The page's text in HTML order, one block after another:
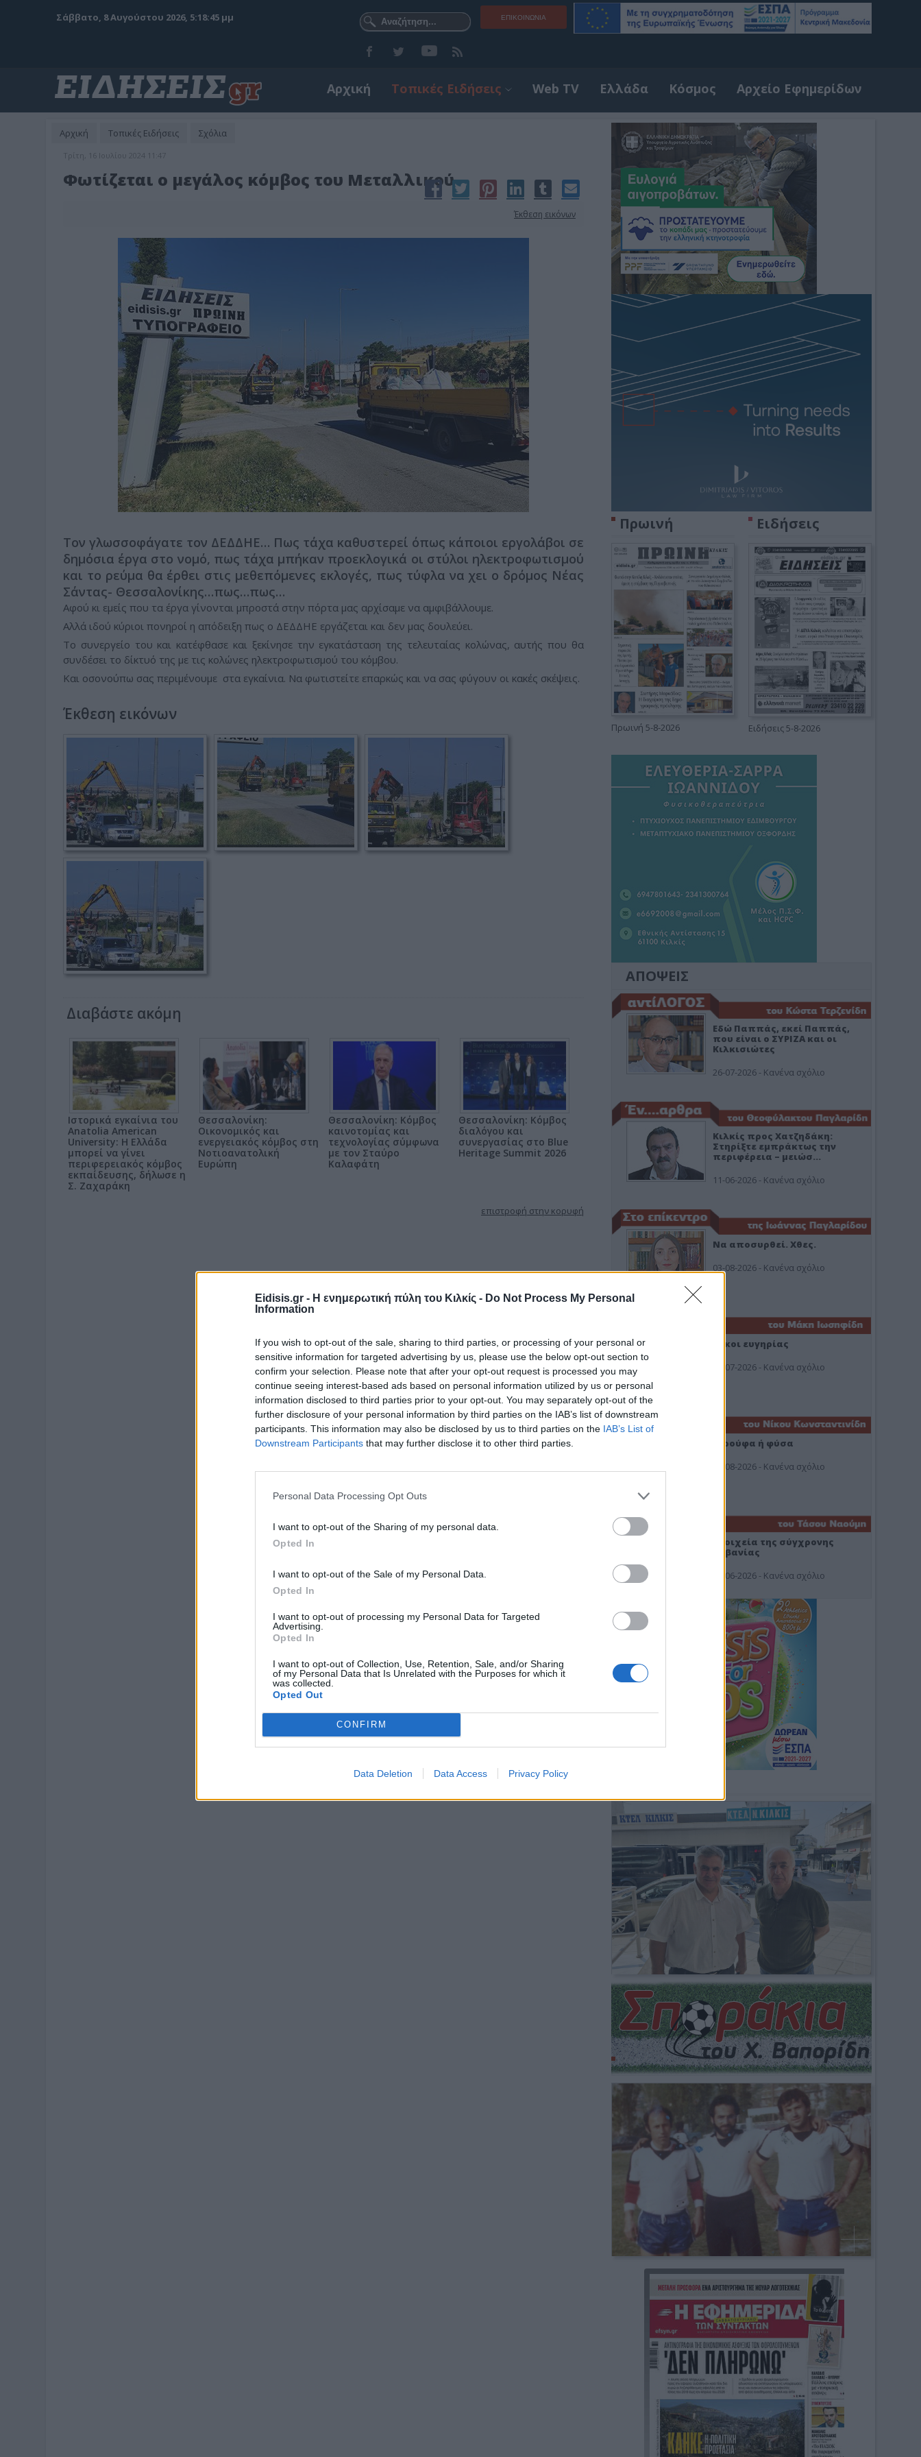
Eidisis.gr - Η ενημερωτική πύλη του Κιλκίς - Do Not Process My Personal
Information
If you wish to opt-out of the sale, sharing to third parties, or processing of your personal or
sensitive information for targeted advertising by us, please use the below opt-out section to
confirm your selection. Please note that after your opt-out request is processed you may
continue seeing interest-based ads based on personal information utilized by us or personal
information disclosed to third parties prior to your opt-out. You may separately opt-out of the
further disclosure of your personal information by third parties on the IAB’s list of downstream
participants. This information may also be disclosed by us to third parties on the IAB’s List of
Downstream Participants that may further disclose it to other third parties.
Personal Data Processing Opt Outs
I want to opt-out of the Sharing of my personal data.
Opted In
I want to opt-out of the Sale of my Personal Data.
Opted In
I want to opt-out of processing my Personal Data for Targeted
Advertising.
Opted In
I want to opt-out of Collection, Use, Retention, Sale, and/or Sharing
of my Personal Data that Is Unrelated with the Purposes for which it
was collected.
Opted Out
CONFIRM
Data Deletion Data Access Privacy Policy
ΕΠΙΚΟΙΝΩΝΊΑ
Σάββατο, 8 Αυγούστου 2026, 5:18:47 μμ
Αρχική Τοπικές Ειδήσεις Web TV Ελλάδα Κόσμος Αρχείο Εφημερίδων
Αρχική Τοπικές Ειδήσεις Σχόλια
Τρίτη, 16 Ιουλίου 2024 11:47
Φωτίζεται ο μεγάλος κόμβος του Μεταλλικού
Έκθεση εικόνων
Τον γλωσσοφάγατε τον ΔΕΔΔΗΕ… Πως τάχα καθυστερεί όπως κάποιοι εργολάβοι σε
δημόσια έργα στο νομό, πως τάχα μπήκαν προεκλογικά οι στύλοι ηλεκτροφωτισμού
και το ρεύμα θα έρθει στις μεθεπόμενες εκλογές, πως τύφλα να χει ο δρόμος Νέας
Σάντας- Θεσσαλονίκης…πως…πως…
Αφού κι εμείς που τα έργα γίνονται μπροστά στην πόρτα μας αρχίσαμε να αμφιβάλλουμε.
Αλλά ιδού κύριοι πονηροί η απόδειξη πως ο ΔΕΔΔΗΕ εργάζεται και δεν μας δουλεύει.
Το συνεργείο του και κατέφθασε και ξεκίνησε την εγκατάσταση της τελευταίας κολώνας, αυτής που θα
συνδέσει το δίκτυό της με τις κολώνες ηλεκτροφωτισμού του κόμβου.
Και οσονούπω σας περιμένουμε στα εγκαίνια. Να φωτιστείτε επαρκώς και να σας φύγουν οι κακές σκέψεις.
Έκθεση εικόνων
Διαβάστε ακόμη
Ιστορικά εγκαίνια του
Anatolia American
University: Η Ελλάδα
μπορεί να γίνει
περιφερειακός κόμβος
εκπαίδευσης, δήλωσε η
Σ. Ζαχαράκη
Θεσσαλονίκη:
Οικονομικός και
ενεργειακός κόμβος στη
Νοτιοανατολική
Ευρώπη
Θεσσαλονίκη: Κόμβος
καινοτομίας και
τεχνολογίας σύμφωνα
με τον Σταύρο
Καλαφάτη
Θεσσαλονίκη: Κόμβος
διαλόγου και
συνεργασίας στο Blue
Heritage Summit 2026
επιστροφή στην κορυφή
Πρωινή
Πρωινή 5-8-2026
Ειδήσεις
Ειδήσεις 5-8-2026
ΑΠΟΨΕΙΣ
Εδώ Παππάς, εκεί Παππάς,
που είναι ο ΣΥΡΙΖΑ και οι
Κιλκισιώτες
26-07-2026 - Κανένα σχόλιο
Κιλκίς προς Χατζηδάκη:
Στηρίξτε εμπράκτως την
περιφέρεια – μειώσ…
11-06-2026 - Κανένα σχόλιο
Να αποσυρθεί. Χθες.
03-08-2026 - Κανένα σχόλιο
Οίκοι ευγηρίας
24-07-2026 - Κανένα σχόλιο
Ή ρούφα ή φύσα
03-08-2026 - Κανένα σχόλιο
Στοιχεία της σύγχρονης
Αλβανίας
19-06-2026 - Κανένα σχόλιο